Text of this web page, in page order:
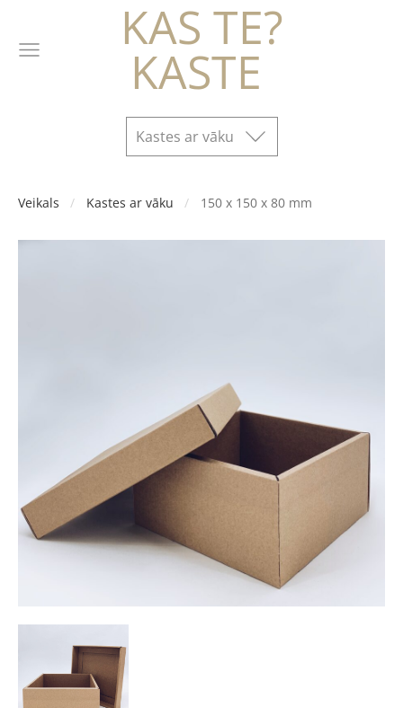
KAS TE?
KASTE
Kastes ar vāku
Veikals Kastes ar vāku 150 x 150 x 80 mm